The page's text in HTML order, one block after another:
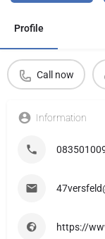
Profile
Call now
Information
https://